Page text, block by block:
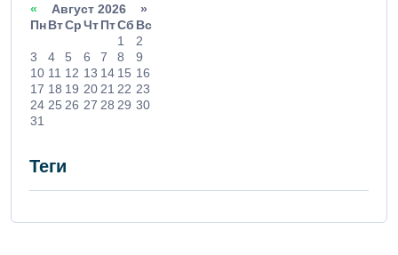
« Август 2026 »
ПнВтСрЧтПтСб Вс
1
2
3
4 5 6 7 8
9
10 11 12 13 14 15 16
17 18 19 20 21 22 23
24 25 26 27 28 29 30
31
Теги